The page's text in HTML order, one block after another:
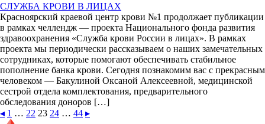
СЛУЖБА КРОВИ В ЛИЦАХ
Красноярский краевой центр крови №1 продолжает публикации
в рамках челлендж — проекта Национального фонда развития
здравоохранения «Служба крови России в лицах». В рамках
проекта мы периодически рассказываем о наших замечательных
сотрудниках, которые помогают обеспечивать стабильное
пополнение банка крови. Сегодня познакомим вас с прекрасным
человеком — Бакулиной Оксаной Алексеевной, медицинской
сестрой отдела комплектования, предварительного
обследования доноров […]
◂ 1 … 22 23 24 … 44 ▸